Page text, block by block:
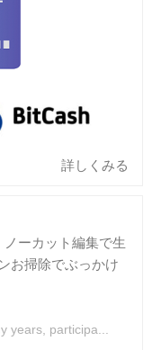
詳しくみる
ーカット編集で生
お掃除でぶっかけ
years, participa...